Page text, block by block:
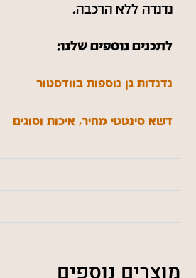
נדנדה ללא הרכבה.
לתכנים נוספים שלנו:
נדנדות גן נוספות בוודסטור
דשא סינטטי מחיר, איכות וסוגים